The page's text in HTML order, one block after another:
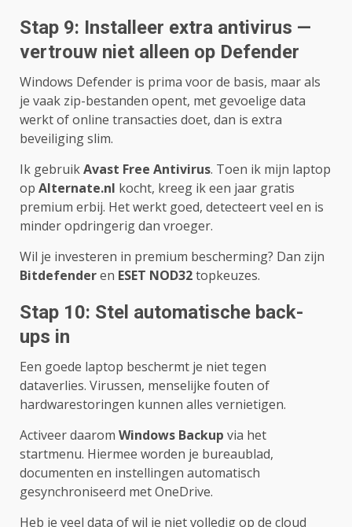
Stap 9: Installeer extra antivirus —
vertrouw niet alleen op Defender
Windows Defender is prima voor de basis, maar als
je vaak zip-bestanden opent, met gevoelige data
werkt of online transacties doet, dan is extra
beveiliging slim.
Ik gebruikAvast Free Antivirus. Toen ik mijn laptop
op Alternate.nl kocht, kreeg ik een jaar gratis
premium erbij. Het werkt goed, detecteert veel en is
minder opdringerig dan vroeger.
Wil je investeren in premium bescherming? Dan zijn
Bitdefenderen ESET NOD32topkeuzes.
Stap 10: Stel automatische back-
ups in
Een goede laptop beschermt je niet tegen
dataverlies. Virussen, menselijke fouten of
hardwarestoringen kunnen alles vernietigen.
Activeer daarom Windows Backup via het
startmenu. Hiermee worden je bureaublad,
documenten en instellingen automatisch
gesynchroniseerd met OneDrive.
Heb je veel data of wil je niet volledig op de cloud